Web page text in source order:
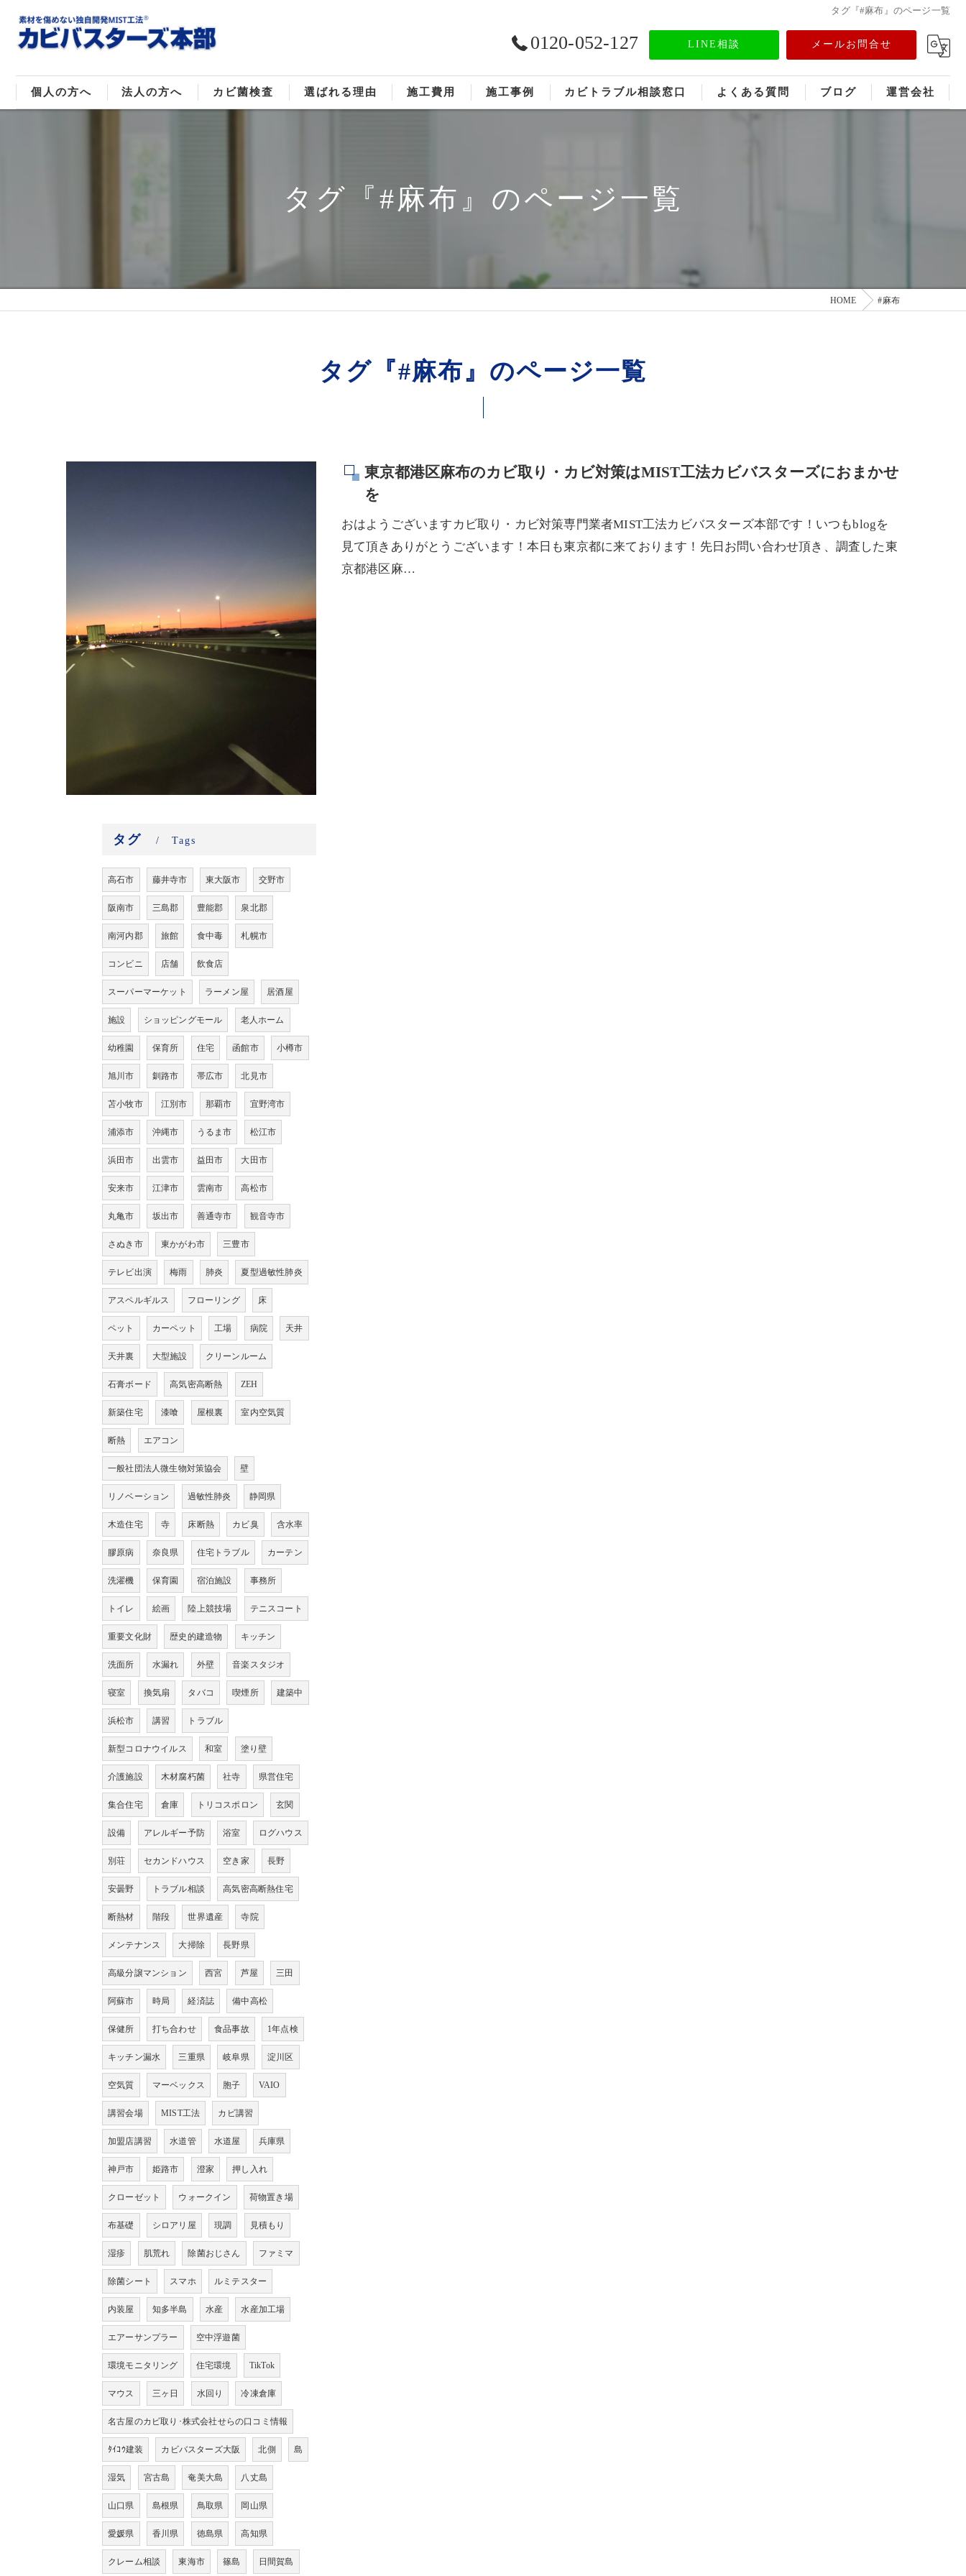
タグ『#麻布』のページ一覧
0120-052-127 LINE相談 メールお問合せ
個人の方へ 法人の方へ
レジャー施設のカビ取り
カビ菌検査 選ばれる理由 施工費用 施工事例 カビトラブル相談窓口 よくある質問 ブログ 運営会社
タグ『#麻布』のページ一覧
HOME #麻布
タグ『#麻布』のページ一覧
東京都港区麻布のカビ取り・カビ対策はMIST工法カビバスターズにおまかせ
を
おはようございますカビ取り・カビ対策専門業者MIST工法カビバスターズ本部です！いつもblogを
見て頂きありがとうございます！本日も東京都に来ております！先日お問い合わせ頂き、調査した東
京都港区麻…
タグ Tags
高石市 藤井寺市 東大阪市 交野市
阪南市 三島郡 豊能郡 泉北郡
南河内郡 旅館 食中毒 札幌市
コンビニ 店舗 飲食店
スーパーマーケット ラーメン屋 居酒屋
施設 ショッピングモール 老人ホーム
幼稚園 保育所 住宅 函館市 小樽市
旭川市 釧路市 帯広市 北見市
苫小牧市 江別市 那覇市 宜野湾市
浦添市 沖縄市 うるま市 松江市
浜田市 出雲市 益田市 大田市
安来市 江津市 雲南市 高松市
丸亀市 坂出市 善通寺市 観音寺市
さぬき市 東かがわ市 三豊市
テレビ出演 梅雨 肺炎 夏型過敏性肺炎
アスペルギルス フローリング 床
ペット カーペット 工場 病院 天井
天井裏 大型施設 クリーンルーム
石膏ボード 高気密高断熱 ZEH
新築住宅 漆喰 屋根裏 室内空気質
断熱 エアコン
一般社団法人微生物対策協会 壁
リノベーション 過敏性肺炎 静岡県
木造住宅 寺 床断熱 カビ臭 含水率
膠原病 奈良県 住宅トラブル カーテン
洗濯機 保育園 宿泊施設 事務所
トイレ 絵画 陸上競技場 テニスコート
重要文化財 歴史的建造物 キッチン
洗面所 水漏れ 外壁 音楽スタジオ
寝室 換気扇 タバコ 喫煙所 建築中
浜松市 講習 トラブル
新型コロナウイルス 和室 塗り壁
介護施設 木材腐朽菌 社寺 県営住宅
集合住宅 倉庫 トリコスポロン 玄関
設備 アレルギー予防 浴室 ログハウス
別荘 セカンドハウス 空き家 長野
安曇野 トラブル相談 高気密高断熱住宅
断熱材 階段 世界遺産 寺院
メンテナンス 大掃除 長野県
高級分譲マンション 西宮 芦屋 三田
阿蘇市 時局 経済誌 備中高松
保健所 打ち合わせ 食品事故 1年点検
キッチン漏水 三重県 岐阜県 淀川区
空気質 マーベックス 胞子 VAIO
講習会場 MIST工法 カビ講習
加盟店講習 水道管 水道屋 兵庫県
神戸市 姫路市 澄家 押し入れ
クローゼット ウォークイン 荷物置き場
布基礎 シロアリ屋 現調 見積もり
湿疹 肌荒れ 除菌おじさん ファミマ
除菌シート スマホ ルミテスター
内装屋 知多半島 水産 水産加工場
エアーサンプラー 空中浮遊菌
環境モニタリング 住宅環境 TikTok
マウス 三ヶ日 水回り 冷凍倉庫
名古屋のカビ取り･株式会社せらの口コミ情報
ﾀｲｺｳ建装 カビバスターズ大阪 北側 島
湿気 宮古島 奄美大島 八丈島
山口県 島根県 鳥取県 岡山県
愛媛県 香川県 徳島県 高知県
クレーム相談 東海市 篠島 日間賀島